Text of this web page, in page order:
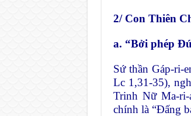
2/ Con Thiên
a. “Bởi phép
Sứ thần Gáp-ri-
Lc 1,31-35),
Trinh Nữ Ma-
chính là “Đấng